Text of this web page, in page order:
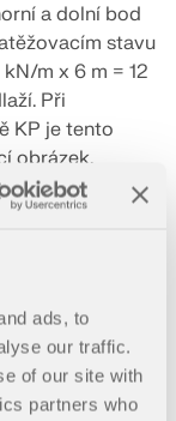
ads, to
our traffic.
of our site with
partners who
a dolní bod
stavu
m x 6 m = 12
Při
KP je tento
obrázek.